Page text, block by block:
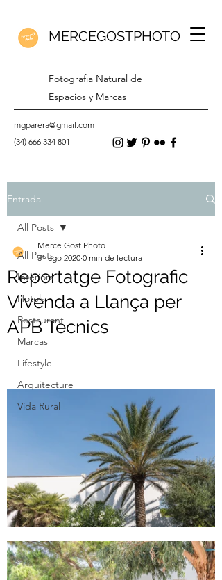
MERCEGOSTPHOTO
Fotografia Natural de
Espacios y Marcas
mgparera@gmail.com
(34) 666 334 801
Entrada
All Posts
Interiors
Hotels
Restaurant
Marcas
Lifestyle
Arquitecture
Vida Rural
All Posts
Reportatge Fotografic
Vivenda a Llança per
APB Tecnics
Merce Gost Photo
31 ago 2020 0 min de lectura